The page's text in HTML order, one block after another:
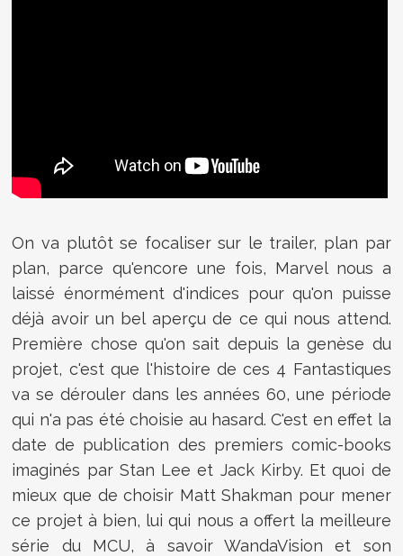
On va plutôt se focaliser sur le trailer, plan par
plan, parce qu'encore une fois, Marvel nous a
laissé énormément d'indices pour qu'on puisse
déjà avoir un bel aperçu de ce qui nous attend.
Première chose qu'on sait depuis la genèse du
projet, c'est que l'histoire de ces 4 Fantastiques
va se dérouler dans les années 60, une période
qui n'a pas été choisie au hasard. C'est en effet la
date de publication des premiers comic-books
imaginés par Stan Lee et Jack Kirby. Et quoi de
mieux que de choisir Matt Shakman pour mener
ce projet à bien, lui qui nous a offert la meilleure
série du MCU, à savoir WandaVision et son